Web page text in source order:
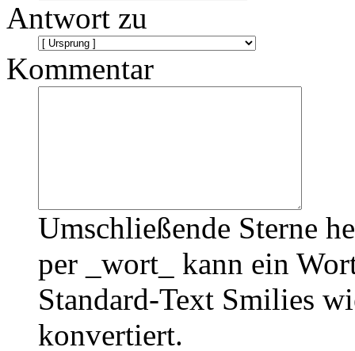
Antwort zu
Kommentar
Umschließende Sterne
per _wort_ kann ein
Standard-Text Smilies
konvertiert.